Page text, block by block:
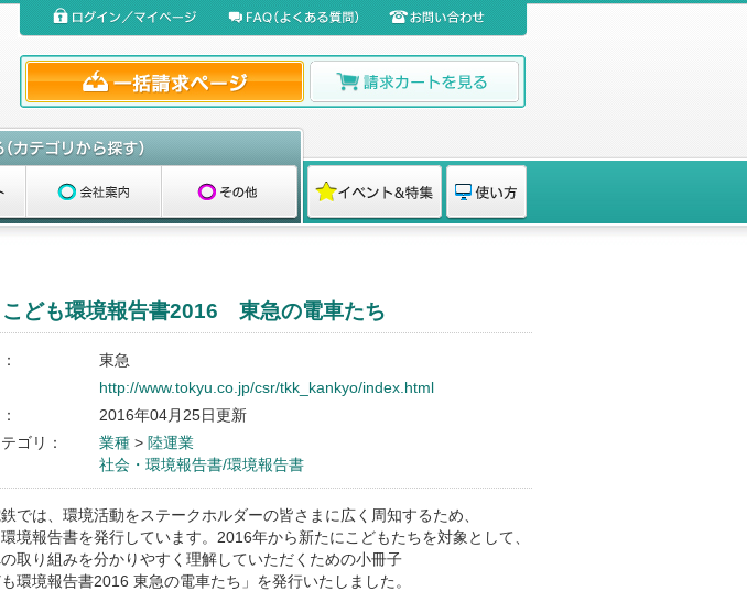
ども環境報告書2016 東急の電車たち
東急
http://www.tokyu.co.jp/csr/tkk_kankyo/index.html
2016年04月25日更新
ゴリ：
業種> 陸運業
社会・環境報告書/環境報告書
では、環境活動をステークホルダーの皆さまに広く周知するため、
境報告書を発行しています。2016年から新たにこどもたちを対象として、
取り組みを分かりやすく理解していただくための小冊子
も環境報告書2016 東急の電車たち」を発行いたしました。